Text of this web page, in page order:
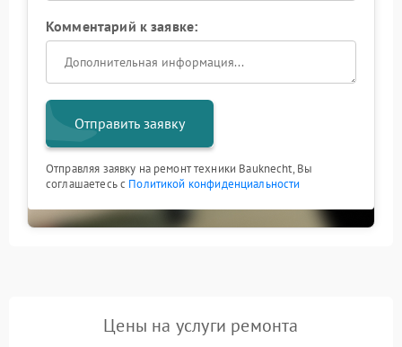
Комментарий к заявке:
Отправить заявку
Отправляя заявку на ремонт техники Bauknecht, Вы
соглашаетесь с Политикой конфиденциальности
Цены на услуги ремонта